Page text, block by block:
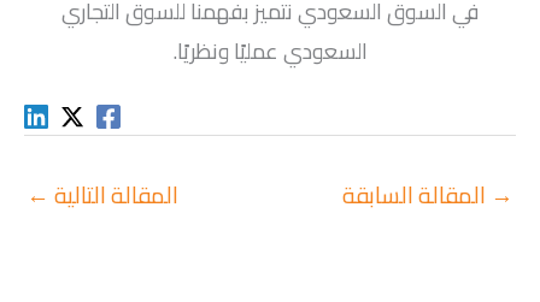
في السوق السعودي نتميز بفهمنا للسوق التجاري
السعودي عمليًا ونظريًا.
→ المقالة السابقة المقالة التالية←